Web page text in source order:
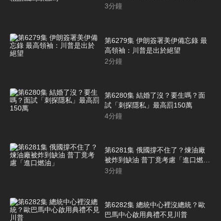
巴馬
3分鐘
第6279集 伊朗簽署美伊備忘錄 最
高領袖：川普是出於絕望
2分鐘
第6280集 結婚了沒？要生嗎？面
試「刺探隱私」最高罰150萬
4分鐘
第6281集 俄國撐不住了？煉油廠
被炸到缺油 普丁竟考慮「進口燃
油」
3分鐘
第6282集 總統中心裡沒總統？歐
巴馬中心啟用典禮不見川普